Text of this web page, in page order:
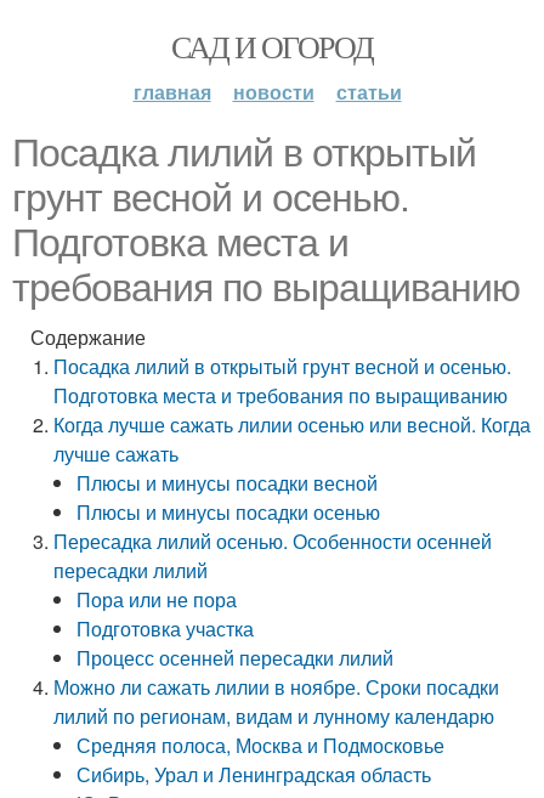
САД И ОГОРОД
главная новости статьи
Посадка лилий в открытый
грунт весной и осенью.
Подготовка места и
требования по выращиванию
Содержание
Посадка лилий в открытый грунт весной и осенью.
Подготовка места и требования по выращиванию
Когда лучше сажать лилии осенью или весной. Когда
лучше сажать
Плюсы и минусы посадки весной
Плюсы и минусы посадки осенью
Пересадка лилий осенью. Особенности осенней
пересадки лилий
Пора или не пора
Подготовка участка
Процесс осенней пересадки лилий
Можно ли сажать лилии в ноябре. Сроки посадки
лилий по регионам, видам и лунному календарю
Средняя полоса, Москва и Подмосковье
Сибирь, Урал и Ленинградская область